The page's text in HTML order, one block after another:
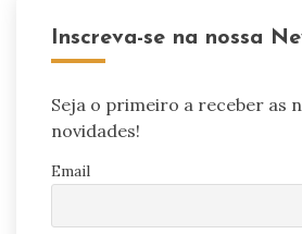
Inscreva-se na nossa
Seja o primeiro a receber as
novidades!
Email